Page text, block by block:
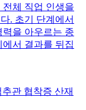
체 직업 인생을
. 초기 단계에서
을 아우르는 종
서 결과를 뒤집
관 협착증 산재